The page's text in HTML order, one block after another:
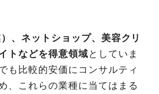
、ネットショップ、美容クリ
トなどを得意領域としていま
も比較的安価にコンサルティ
、これらの業種に当てはまる